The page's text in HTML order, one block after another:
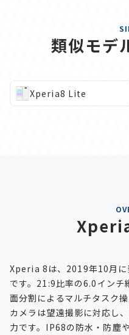
類似モデ
Xperia8 Lite
Xperia 8は、2019年10月に
です。21:9比率の6.0インチ
面分割によるマルチタスク
カメラは望遠撮影に対応し
力です。IP68の防水・防塵